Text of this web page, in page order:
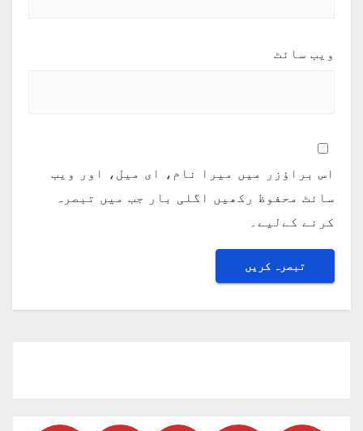
ویب‌ سائٹ
اس براؤزر میں میرا نام، ای میل، اور ویب
سائٹ محفوظ رکھیں اگلی بار جب میں تبصرہ
کرنے کےلیے۔